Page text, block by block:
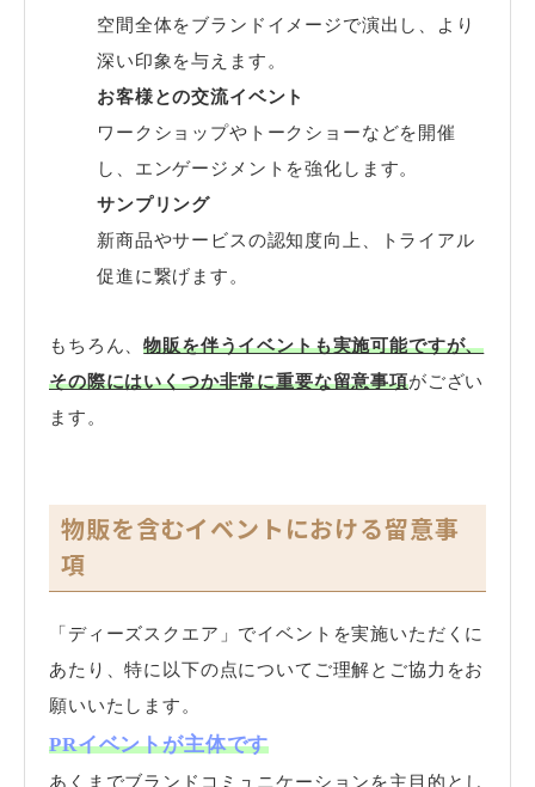
空間全体をブランドイメージで演出し、より
深い印象を与えます。
お客様との交流イベント
ワークショップやトークショーなどを開催
し、エンゲージメントを強化します。
サンプリング
新商品やサービスの認知度向上、トライアル
促進に繋げます。
もちろん、物販を伴うイベントも実施可能ですが、
その際にはいくつか非常に重要な留意事項がござい
ます。
物販を含むイベントにおける留意事
項
「ディーズスクエア」でイベントを実施いただくに
あたり、特に以下の点についてご理解とご協力をお
願いいたします。
PRイベントが主体です
あくまでブランドコミュニケーションを主目的とし